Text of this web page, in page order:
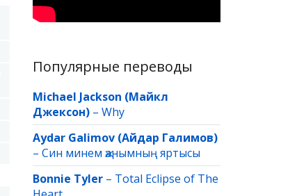
Популярные переводы
Michael Jackson (Майкл
Джексон) – Why
Aydar Galimov (Айдар Галимов)
– Син минем җанымның яртысы
Bonnie Tyler – Total Eclipse of The